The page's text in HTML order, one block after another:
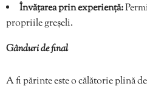
Învățarea prin experiență:
propriile greșeli.
Gânduri de final
A fi părinte este o călătorie plină